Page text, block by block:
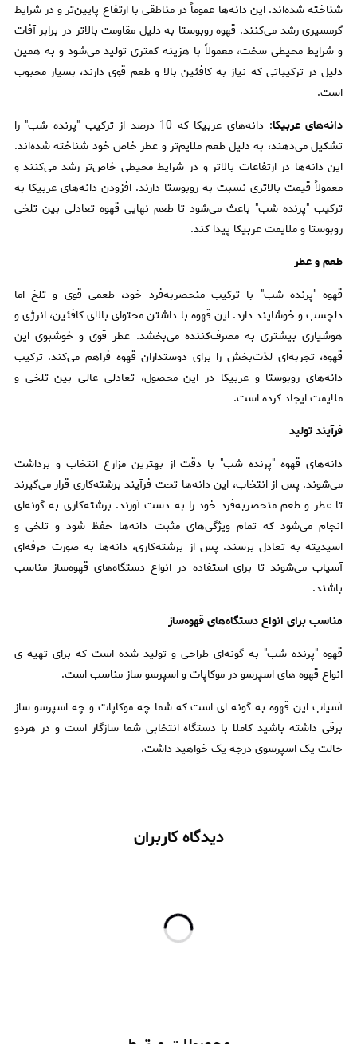
شناخته شده‌اند. این دانه‌ها عموماً در مناطقی با ارتفاع پایین‌تر و در شرایط
گرمسیری رشد می‌کنند. قهوه روبوستا به دلیل مقاومت بالاتر در برابر آفات
و شرایط محیطی سخت، معمولاً با هزینه کمتری تولید می‌شود و به همین
دلیل در ترکیباتی که نیاز به کافئین بالا و طعم قوی دارند، بسیار محبوب
است.
دانه‌های عربیکا
: دانه‌های عربیکا که 10 درصد از ترکیب "پرنده شب" را
تشکیل می‌دهند، به دلیل طعم ملایم‌تر و عطر خاص خود شناخته شده‌اند.
این دانه‌ها در ارتفاعات بالاتر و در شرایط محیطی خاص‌تر رشد می‌کنند و
معمولاً قیمت بالاتری نسبت به روبوستا دارند. افزودن دانه‌های عربیکا به
ترکیب "پرنده شب" باعث می‌شود تا طعم نهایی قهوه تعادلی بین تلخی
روبوستا و ملایمت عربیکا پیدا کند.
طعم و عطر
قهوه "پرنده شب" با ترکیب منحصربه‌فرد خود، طعمی قوی و تلخ اما
دلچسب و خوشایند دارد. این قهوه با داشتن محتوای بالای کافئین، انرژی و
هوشیاری بیشتری به مصرف‌کننده می‌بخشد. عطر قوی و خوشبوی این
قهوه، تجربه‌ای لذت‌بخش را برای دوستداران قهوه فراهم می‌کند. ترکیب
دانه‌های روبوستا و عربیکا در این محصول، تعادلی عالی بین تلخی و
ملایمت ایجاد کرده است.
فرآیند تولید
دانه‌های قهوه "پرنده شب" با دقت از بهترین مزارع انتخاب و برداشت
می‌شوند. پس از انتخاب، این دانه‌ها تحت فرآیند برشته‌کاری قرار می‌گیرند
تا عطر و طعم منحصربه‌فرد خود را به دست آورند. برشته‌کاری به گونه‌ای
انجام می‌شود که تمام ویژگی‌های مثبت دانه‌ها حفظ شود و تلخی و
اسیدیته به تعادل برسند. پس از برشته‌کاری، دانه‌ها به صورت حرفه‌ای
آسیاب می‌شوند تا برای استفاده در انواع دستگاه‌های قهوه‌ساز مناسب
باشند.
مناسب برای انواع دستگاه‌های قهوه‌ساز
قهوه "پرنده شب" به گونه‌ای طراحی و تولید شده است که برای تهیه ی
انواع قهوه های اسپرسو در موکاپات و اسپرسو ساز مناسب است.
آسیاب این قهوه به گونه ای است که شما چه موکاپات و چه اسپرسو ساز
برقی داشته باشید کاملا با دستگاه انتخابی شما سازگار است و در هردو
حالت یک اسپرسوی درجه یک خواهید داشت.
دیدگاه کاربران